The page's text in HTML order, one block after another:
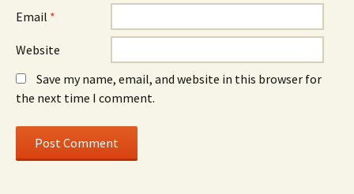
Email *
Website
Save my name, email, and website in this browser for
the next time I comment.